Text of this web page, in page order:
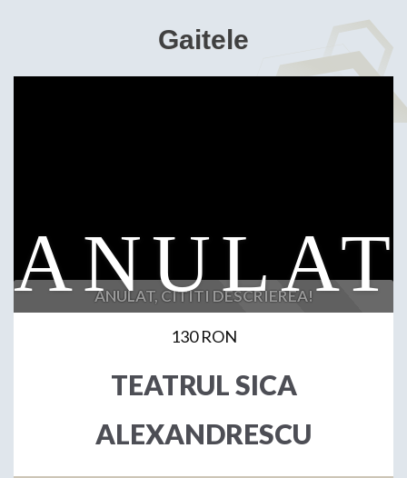
Gaitele
ANULAT, CITITI DESCRIEREA!
130 RON
TEATRUL SICA
ALEXANDRESCU